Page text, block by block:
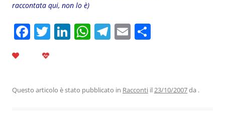
raccontata qui, non lo è)
F
b
T Li
dI
W
A
T
a
E
vi
Questo articolo è stato pubblicato in Racconti il23/10/2007da .